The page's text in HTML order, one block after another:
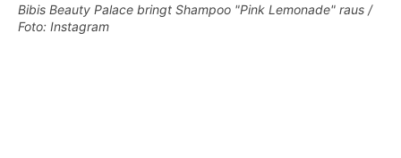
Bibis Beauty Palace bringt Shampoo "Pink Lemonade" raus /
Foto: Instagram